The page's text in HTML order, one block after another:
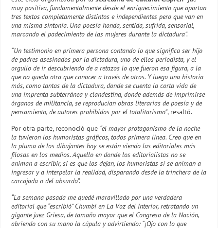
muy positiva, fundamentalmente desde el enriquecimiento que aportan
tres textos completamente distintos e independientes pero que van en
una misma sintonía. Una poesía honda, sentida, sufrida, sensorial,
marcando el padecimiento de las mujeres durante la dictadura”.
“Un testimonio en primera persona contando lo que significa ser hijo
de padres asesinados por la dictadura, uno de ellos periodista, y el
orgullo de ir descubriendo de a retazos lo que fueron esa figura, a la
que no queda otra que conocer a través de otros. Y luego una historia
más, como tantas de la dictadura, donde se cuenta la corta vida de
una imprenta subterránea y clandestina, donde además de imprimirse
órganos de militancia, se reproducían obras literarias de poesía y de
pensamiento, de autores prohibidos por el totalitarismo”, resaltó.
Por otra parte, reconoció que “el mayor protagonismo de la noche
la tuvieron los humoristas gráficos, todos primera línea. Creo que en
la pluma de los dibujantes hoy se están viendo las editoriales más
filosas en los medios. Aquello en donde los editorialistas no se
animan a escribir, si es que los dejan, los humoristas sí se animan a
ingresar y a interpelar la realidad, disparando desde la trinchera de la
carcajada o del absurdo”.
“La semana pasada me quedé maravillado por una verdadera
editorial que “escribió” Chumbi en La Voz del Interior, retratando un
gigante juez Griesa, de tamaño mayor que el Congreso de la Nación,
abriendo con su mano la cúpula y advirtiendo: “¡Ojo con lo que